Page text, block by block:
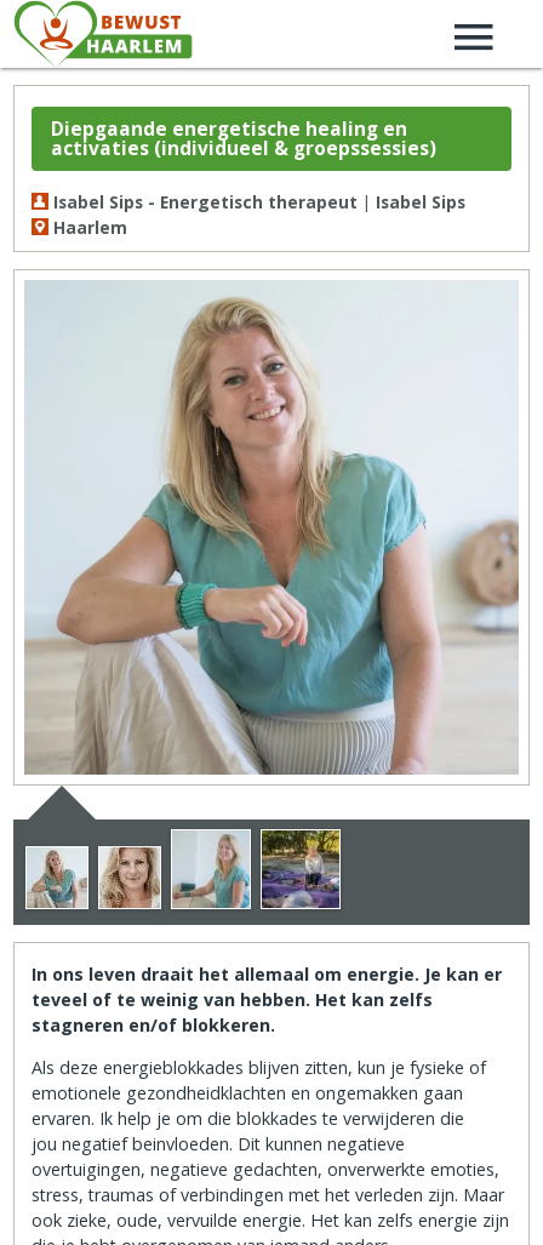
Diepgaande energetische healing en
activaties (individueel & groepssessies)
Isabel Sips - Energetisch therapeut | Isabel Sips
Haarlem
In ons leven draait het allemaal om energie. Je kan er
teveel of te weinig van hebben. Het kan zelfs
stagneren en/of blokkeren.
Als deze energieblokkades blijven zitten, kun je fysieke of
emotionele gezondheidklachten en ongemakken gaan
ervaren. Ik help je om die blokkades te verwijderen die
jou negatief beinvloeden. Dit kunnen negatieve
overtuigingen, negatieve gedachten, onverwerkte emoties,
stress, traumas of verbindingen met het verleden zijn. Maar
ook zieke, oude, vervuilde energie. Het kan zelfs energie zijn